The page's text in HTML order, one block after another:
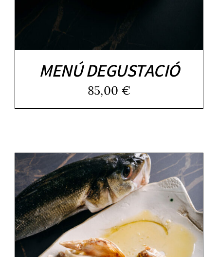
MENÚ DEGUSTACIÓ
85,00 €